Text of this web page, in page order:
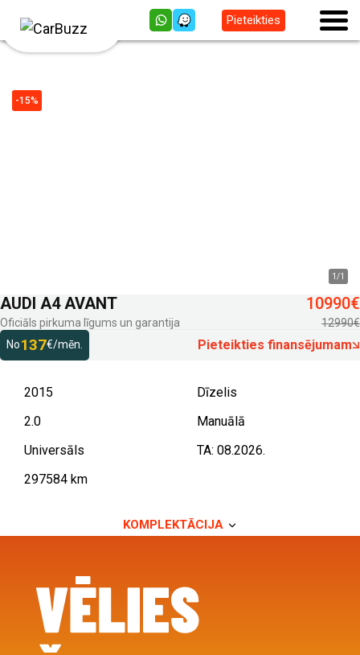
Pieteikties
1 /1
-15%
AUDI A4 AVANT
Oficiāls pirkuma līgums un garantija
10990€
12990€
No137€/mēn. Pieteikties finansējumam
2015
Dīzelis
2.0
Manuālā
Universāls
TA: 08.2026.
297584 km
KOMPLEKTĀCIJA